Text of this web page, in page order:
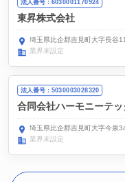
法人番号：6030001170924
東昇株式会社
埼玉県比企郡吉見町大字長谷
業界未設定
法人番号：5030003028320
合同会社ハーモニーテッ
埼玉県比企郡吉見町大字今泉
業界未設定